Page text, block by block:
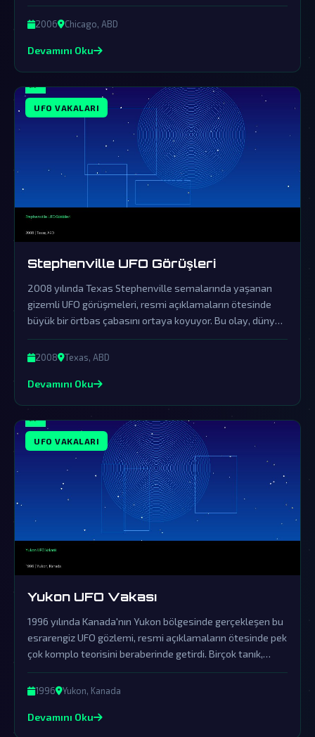
örtbas çabalarına rağmen, bu olay dünya dışı varlıkların
gerçekliğine dair güçlü ipuçları sunuyor.
2006 Chicago, ABD
Devamını Oku
UFO VAKALARI
Stephenville UFO Görüşleri
2008 yılında Texas Stephenville semalarında yaşanan
gizemli UFO görüşmeleri, resmi açıklamaların ötesinde
büyük bir örtbas çabasını ortaya koyuyor. Bu olay, dünya
dışı ziyaretçilerin varlığını somut delillerle destekleyen en
çarpıcı örneklerden biri olarak kabul ediliyor.
2008 Texas, ABD
Devamını Oku
UFO VAKALARI
Yukon UFO Vakası
1996 yılında Kanada'nın Yukon bölgesinde gerçekleşen bu
esrarengiz UFO gözlemi, resmi açıklamaların ötesinde pek
çok komplo teorisini beraberinde getirdi. Birçok tanık,
bölgenin gökyüzünde açıklanamayan bir ışık ve garip
hareketler gördüğünü bildirirken, devletin bu olayı örtbas
1996 Yukon, Kanada
Devamını Oku